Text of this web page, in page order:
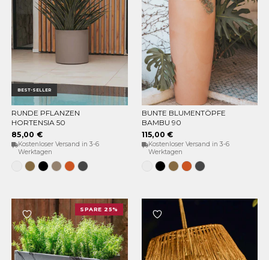
BEST-SELLER
OPTIONEN WÄHLEN
RUNDE PFLANZEN
HORTENSIA 50
85,00 €
Kostenloser Versand in 3-6
Werktagen
WeissBronzeSchwarz
TaupeTerracota
Anthrazit
OPTIONEN WÄHLEN
BUNTE BLUMENTÖPFE
BAMBU 90
115,00 €
Kostenloser Versand in 3-6
Werktagen
WeissSchwarz
BronzeTerracota
Anthrazit
SPARE 25%